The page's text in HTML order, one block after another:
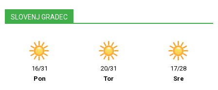
SLOVENJ GRADEC
16/31
Pon
20/31
Tor
17/28
Sre